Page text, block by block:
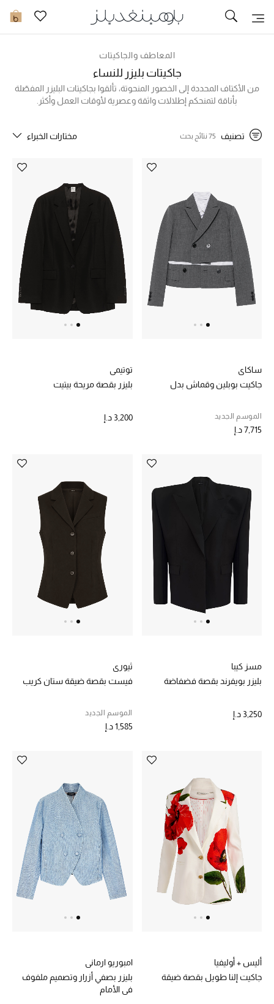
0 تخفيضات
جديد في الخصومات
النساء
الأطفال
مستلزمات المنزل
الحقائب النسائية
أحذية النسائية
الرجال
الجمال
عرض جميع المنتجات
خصومات
ما وصلنا حديثاً
المعاطف والجاكيتات
جاكيتات بليزر للنساء
من الأكتاف المحددة إلى الخصور المنحوتة، تألقوا بجاكيتات البليزر المفصّلة
بأناقة لتمنحكم إطلالات واثقة وعصرية لأوقات العمل وأكثر.
تصنيف 75 نتائج بحث مختارات الخبراء
ساكاي
جاكيت بوبلين وقماش بدل
الموسم الجديد
7,715 د.إ
توتيمي
بليزر بقصة مريحة بيتيت
3,200 د.إ
مسز كيبا
بليزر بويفرند بقصة فضفاضة
3,250 د.إ
ثيوري
فيست بقصة ضيقة ستان كريب
الموسم الجديد
1,585 د.إ
أليس + أوليفيا
جاكيت إلنا طويل بقصة ضيقة
امبوريو ارماني
بليزر بصفي أزرار وتصميم ملفوف
في الأمام